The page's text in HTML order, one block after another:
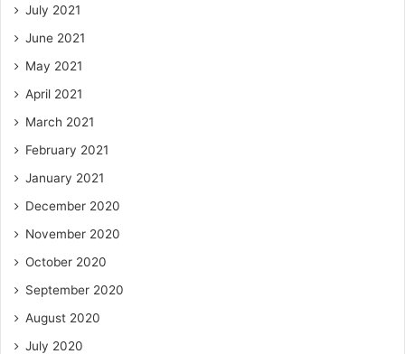
July 2021
June 2021
May 2021
April 2021
March 2021
February 2021
January 2021
December 2020
November 2020
October 2020
September 2020
August 2020
July 2020